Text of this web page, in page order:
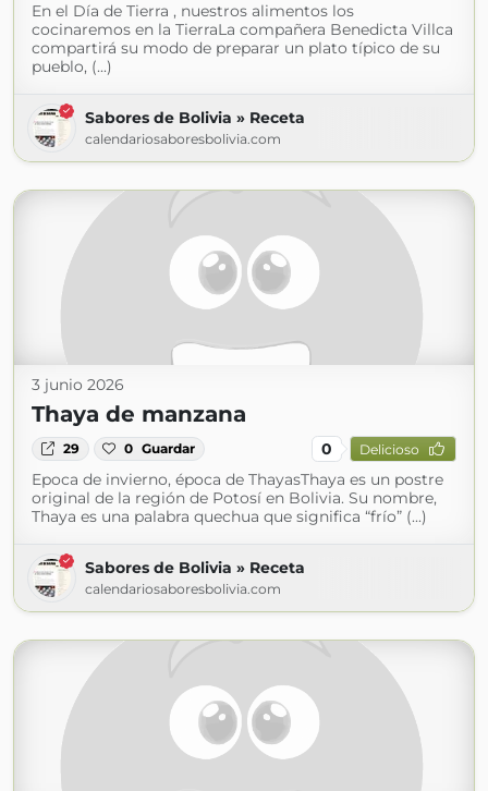
En el Día de Tierra , nuestros alimentos los
cocinaremos en la TierraLa compañera Benedicta Villca
compartirá su modo de preparar un plato típico de su
pueblo, (...)
Sabores de Bolivia » Receta
calendariosaboresbolivia.com
3 junio 2026
Thaya de manzana
29 0 Guardar 0 Delicioso
Epoca de invierno, época de ThayasThaya es un postre
original de la región de Potosí en Bolivia. Su nombre,
Thaya es una palabra quechua que significa “frío” (...)
Sabores de Bolivia » Receta
calendariosaboresbolivia.com